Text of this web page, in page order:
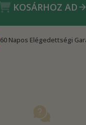
KOSÁRHOZ AD
60 Napos Elégedettségi